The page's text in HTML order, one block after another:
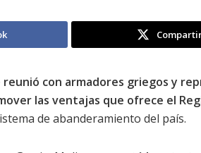
reunió con armadores griegos y
las ventajas que ofrece el
de abanderamiento del país.